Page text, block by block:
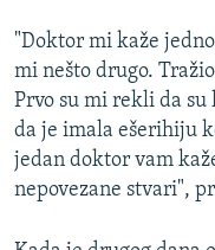
"Doktor mi kaže
mi nešto drugo.
Prvo su mi rekli da
da je imala ešerihiju
jedan doktor vam
nepovezane stvari",